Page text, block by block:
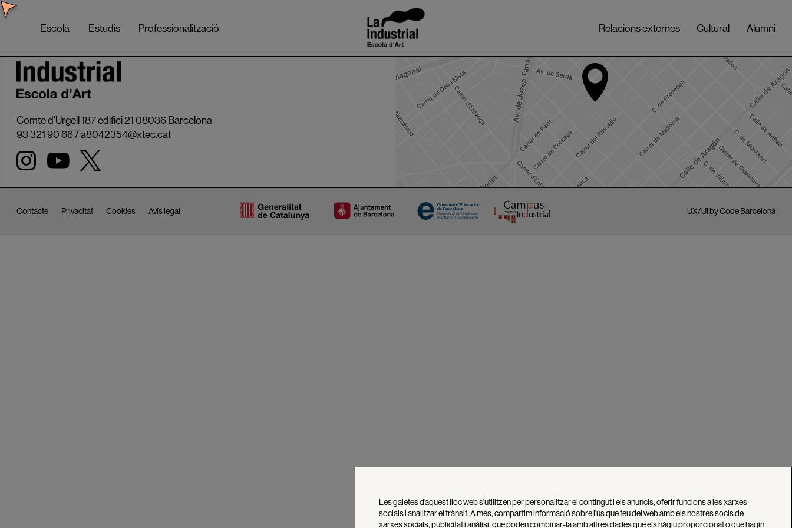
Escola Estudis Professionalització Relacions externes Cultural Alumni
Comte d’Urgell 187 edifici 21 08036 Barcelona
93 321 90 66/a8042354@xtec.cat
Contacte Privacitat Cookies Avís legal UX/UI by Code Barcelona
Les galetes d’aquest lloc web s’utilitzen per personalitzar el contingut i els anuncis, oferir funcions a les xarxes
socials i analitzar el trànsit. A més, compartim informació sobre l’ús que feu del web amb els nostres socis de
xarxes socials, publicitat i anàlisi, que poden combinar-la amb altres dades que els hàgiu proporcionat o que hagin